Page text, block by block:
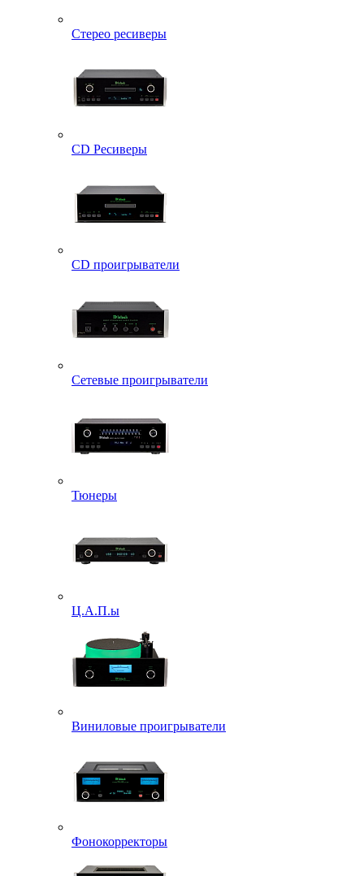
Стерео ресиверы
CD Ресиверы
CD проигрыватели
Сетевые проигрыватели
Тюнеры
Ц.А.П.ы
Виниловые проигрыватели
Фонокорректоры